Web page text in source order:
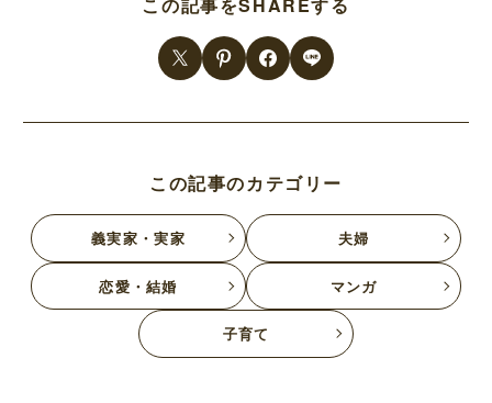
この記事のカテゴリー
義実家・実家 夫婦
恋愛・結婚 マンガ
子育て